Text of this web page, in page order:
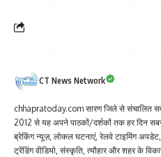
CT News Network
chhapratoday.com सारण जिले से संचालित
2012 से यह अपने पाठकों/दर्शकों तक हर दिन
ब्रेकिंग न्यूज़, लोकल घटनाएं, रेलवे टाइमिंग
ट्रेंडिंग वीडियो, संस्कृति, त्यौहार और शहर के